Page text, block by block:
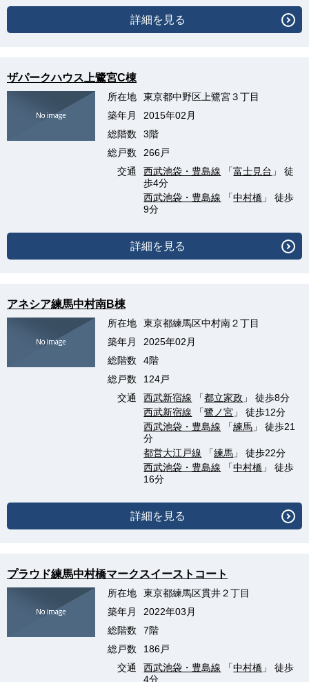
詳細を見る
ザパークハウス上鷺宮C棟
所在地
東京都中野区上鷺宮３丁目
築年月
2015年02月
総階数
3階
総戸数
266戸
交通
西武池袋・豊島線 「富士見台 」 徒
歩4分
西武池袋・豊島線 「中村橋 」 徒歩
9分
詳細を見る
アネシア練馬中村南B棟
所在地
東京都練馬区中村南２丁目
築年月
2025年02月
総階数
4階
総戸数
124戸
交通
西武新宿線 「都立家政 」 徒歩8分
西武新宿線 「鷺ノ宮 」 徒歩12分
西武池袋・豊島線 「練馬 」 徒歩21
分
都営大江戸線 「練馬 」 徒歩22分
西武池袋・豊島線 「中村橋 」 徒歩
16分
詳細を見る
プラウド練馬中村橋マークスイーストコート
所在地
東京都練馬区貫井２丁目
築年月
2022年03月
総階数
7階
総戸数
186戸
交通
西武池袋・豊島線 「中村橋 」 徒歩
4分